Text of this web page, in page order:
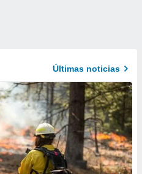
Últimas noticias